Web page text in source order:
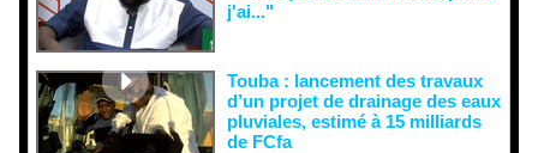
j'ai..."
Touba : lancement des travaux
d’un projet de drainage des eaux
pluviales, estimé à 15 milliards
de FCfa ‎